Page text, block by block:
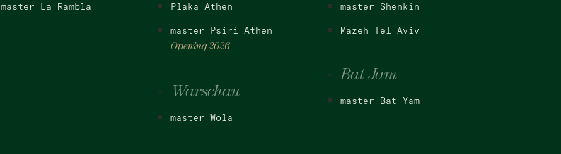
master La Rambla Plaka Athen
master Psiri Athen
Opening 2026
Warschau
master Wola
master Shenkin
Mazeh Tel Aviv
Bat Jam
master Bat Yam